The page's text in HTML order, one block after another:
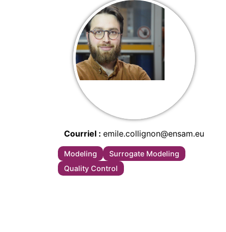
Courriel emile.collignon@ensam.eu
Modeling
Surrogate Modeling
Quality Control